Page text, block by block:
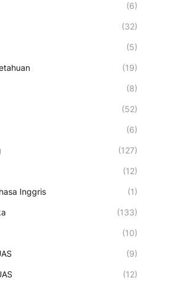
(6)
(32)
(5)
(19)
(8)
(52)
(6)
(127)
(12)
Inggris (1)
(133)
(10)
(9)
(12)